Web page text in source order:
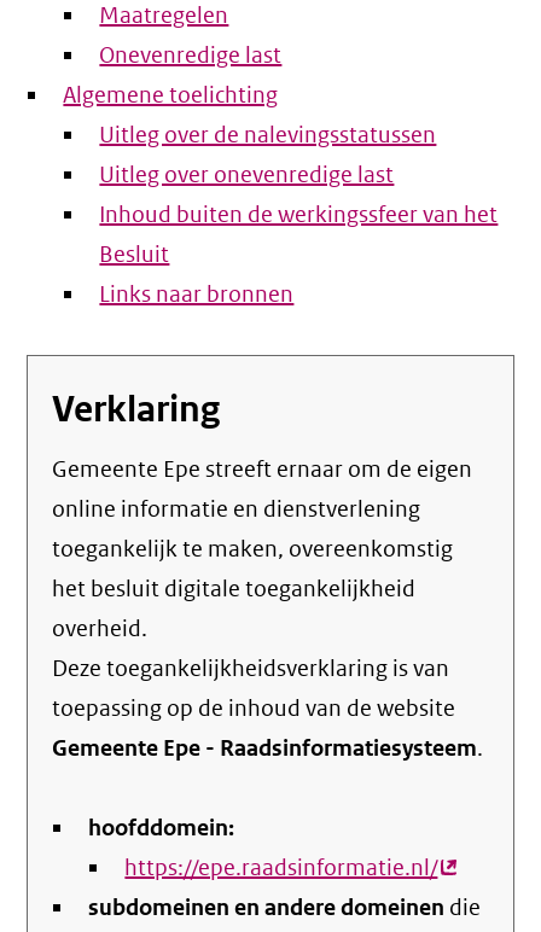
Maatregelen
Onevenredige last
Algemene toelichting
Uitleg over de nalevingsstatussen
Uitleg over onevenredige last
Inhoud buiten de werkingssfeer van het
Besluit
Links naar bronnen
Verklaring
Gemeente Epe streeft ernaar om de eigen
online informatie en dienstverlening
toegankelijk te maken, overeenkomstig
het besluit digitale toegankelijkheid
overheid.
Deze toegankelijkheidsverklaring is van
toepassing op de inhoud van de website
Gemeente Epe - Raadsinformatiesysteem.
hoofddomein:
https://epe.raadsinformatie.nl/(externe
link)
subdomeinen en andere domeinen die